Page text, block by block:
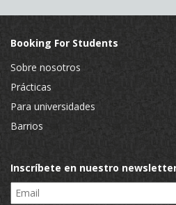
Booking For Students
Sobre nosotros
Prácticas
Para universidades
Barrios
Inscríbete en nuestro
Email